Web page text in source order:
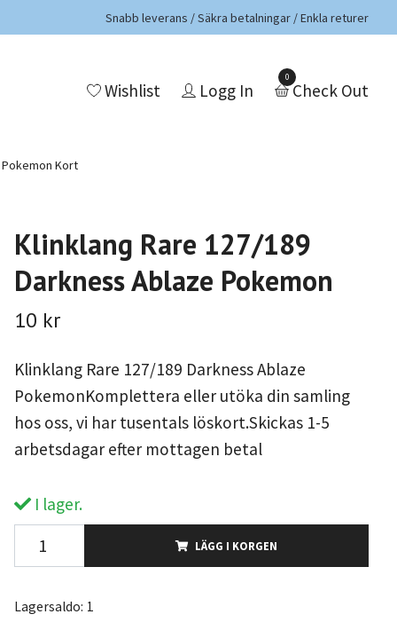
Snabb leverans / Säkra betalningar / Enkla returer
Wishlist Logg In
0
Check Out
Kort
Klinklang Rare 127/189
Darkness Ablaze Pokemon
10 kr
Klinklang Rare 127/189 Darkness Ablaze
PokemonKomplettera eller utöka din samling
hos oss, vi har tusentals löskort.Skickas 1-5
arbetsdagar efter mottagen betal
I lager.
LÄGG I KORGEN
Lagersaldo: 1